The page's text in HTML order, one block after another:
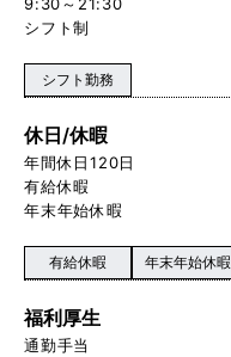
シフト制
シフト勤務
休日/休暇
年間休日120日
有給休暇
年末年始休暇
有給休暇 年末年始休暇
福利厚生
通勤手当